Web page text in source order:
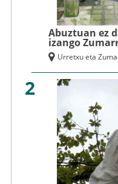
Abuztuan ez
izango
Urretxu eta
2